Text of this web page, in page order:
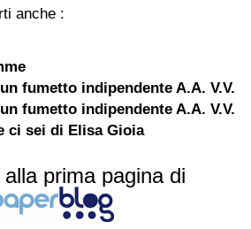
anche :
fumetto indipendente A.A. V.V.
fumetto indipendente A.A. V.V.
ci sei di Elisa Gioia
prima pagina di